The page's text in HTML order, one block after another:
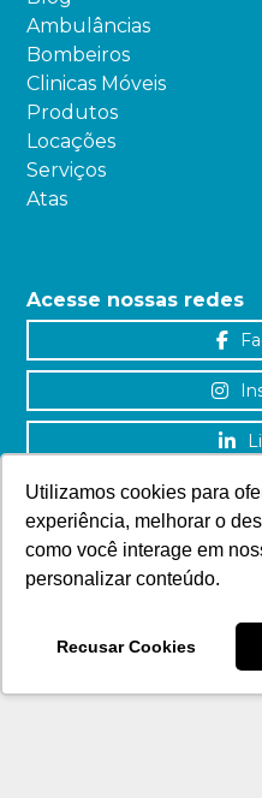
Utilizamos cookies para
experiência, melhorar o
como você interage em
personalizar conteúdo.
Recusar Cookies
Ambulâncias
Bombeiros
Clinicas Móveis
Produtos
Locações
Serviços
Atas
Acesse nossas redes